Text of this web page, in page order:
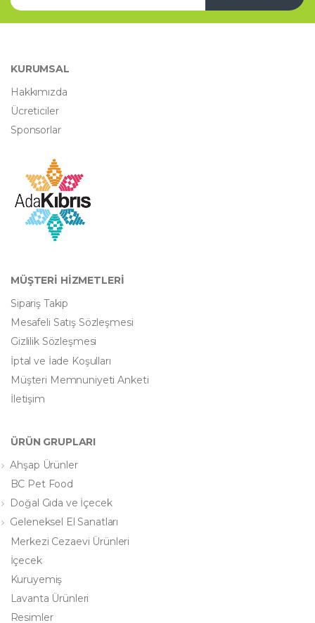
KURUMSAL
Hakkımızda
Ücreticiler
Sponsorlar
MÜŞTERİ HİZMETLERİ
Sipariş Takip
Mesafeli Satış Sözleşmesi
Gizlilik Sözleşmesi
İptal ve İade Koşulları
Müşteri Memnuniyeti Anketi
İletişim
ÜRÜN GRUPLARI
Ahşap Ürünler
BC Pet Food
Doğal Gıda ve İçecek
Geleneksel El Sanatları
Merkezi Cezaevi Ürünleri
İçecek
Kuruyemiş
Lavanta Ürünleri
Resimler